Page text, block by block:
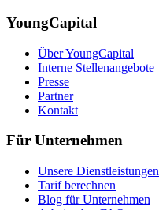
YoungCapital
Über YoungCapital
Interne Stellenangebote
Presse
Partner
Kontakt
Für Unternehmen
Unsere Dienstleistungen
Tarif berechnen
Blog für Unternehmen